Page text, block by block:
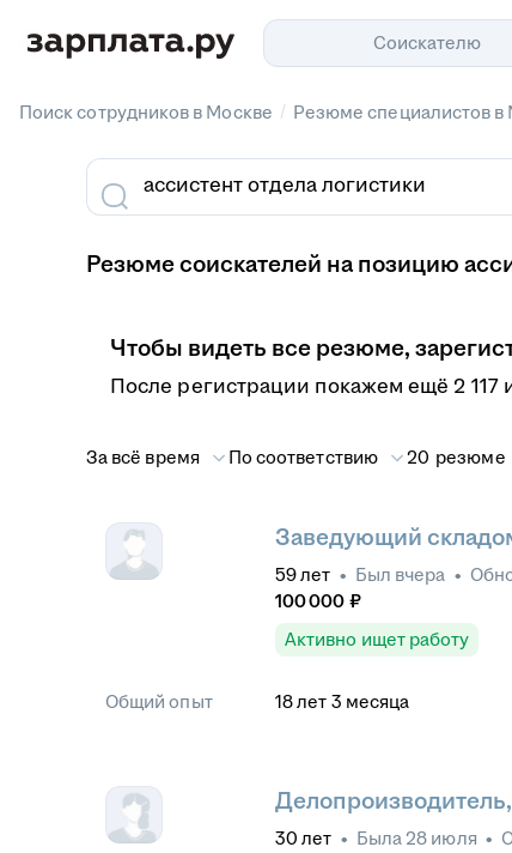
Соискателю
Поиск сотрудников в Москве / Резюме специалистов в
Резюме соискателей на позицию
Чтобы видеть все резюме,
После регистрации покажем ещё 2 117
За всё время По соответствию 20 резюме
Заведующий
59лет • Был вчера •
100 000 ₽
Активно ищет работу
Общий опыт 18лет 3 месяца
30 лет • Была 28 июля •